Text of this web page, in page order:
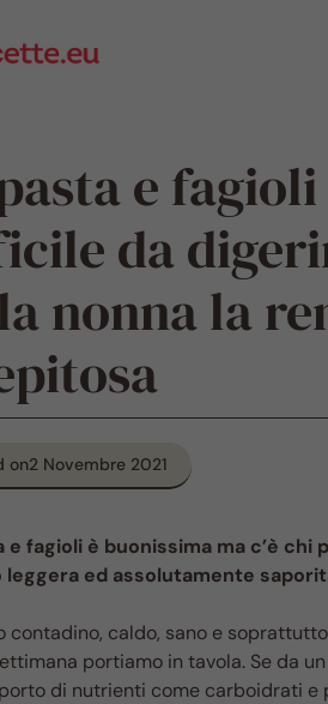
e
da
nonna la
on2 Novembre 2021
e fagioli è buonissima ma c’è
leggera ed assolutamente
contadino, caldo, sano e
portiamo in tavola. Se da
di nutrienti come carboidrati e